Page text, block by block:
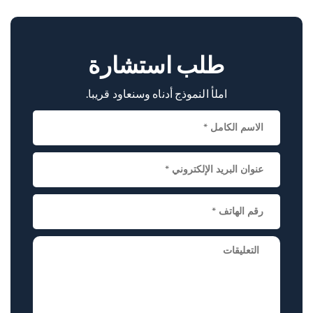
المتقدمة تجعله خيارا رائدا لمرضى أورام العمود الفقري.
طلب استشارة
املأ النموذج أدناه وسنعاود قريبا.